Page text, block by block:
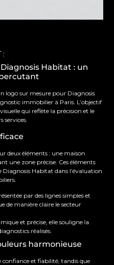
:
Habitat : un
logo sur mesure pour Diagnosis
immobilier à Paris. L’objectif
qui reflète la précision et le
services.
deux éléments : une maison
une zone précise. Ces éléments
Diagnosis Habitat dans l’évaluation
par des lignes simples et
de manière claire le secteur
et précise, elle souligne la
réalisés.
harmonieuse
confiance et fiabilité, tandis que